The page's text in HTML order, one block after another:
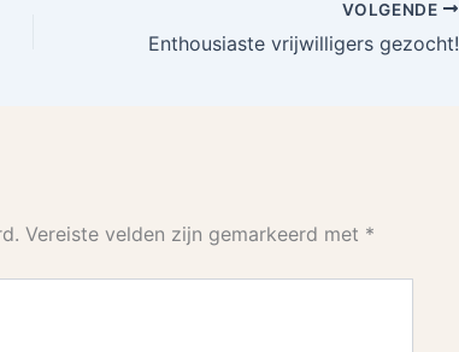
VOLGENDE
Enthousiaste vrijwilligers gezocht!
Vereiste velden zijn gemarkeerd met *